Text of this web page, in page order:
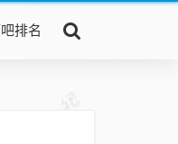
排名